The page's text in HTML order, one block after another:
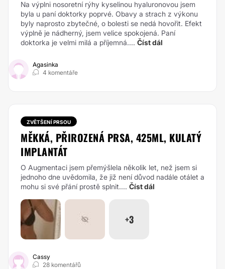
Na výplni nosoretní rýhy kyselinou hyaluronovou jsem
byla u paní doktorky poprvé. Obavy a strach z výkonu
byly naprosto zbytečné, o bolesti se nedá hovořit. Efekt
výplně je nádherný, jsem velice spokojená. Paní
doktorka je velmi milá a příjemná.... Číst dál
Agasinka
4 komentáře
ZVĚTŠENÍ PRSOU
MĚKKÁ, PŘIROZENÁ PRSA, 425ML, KULATÝ
IMPLANTÁT
O Augmentaci jsem přemýšlela několik let, než jsem si
jednoho dne uvědomila, že již není důvod nadále otálet a
mohu si své přání prostě splnit.... Číst dál
+3
Cassy
28 komentářů